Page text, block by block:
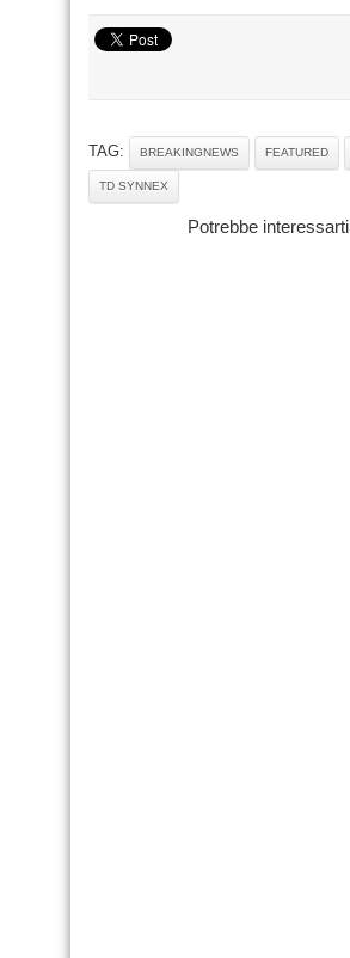
TAG: BREAKINGNEWS FEATURED
TD SYNNEX
Potrebbe interessarti